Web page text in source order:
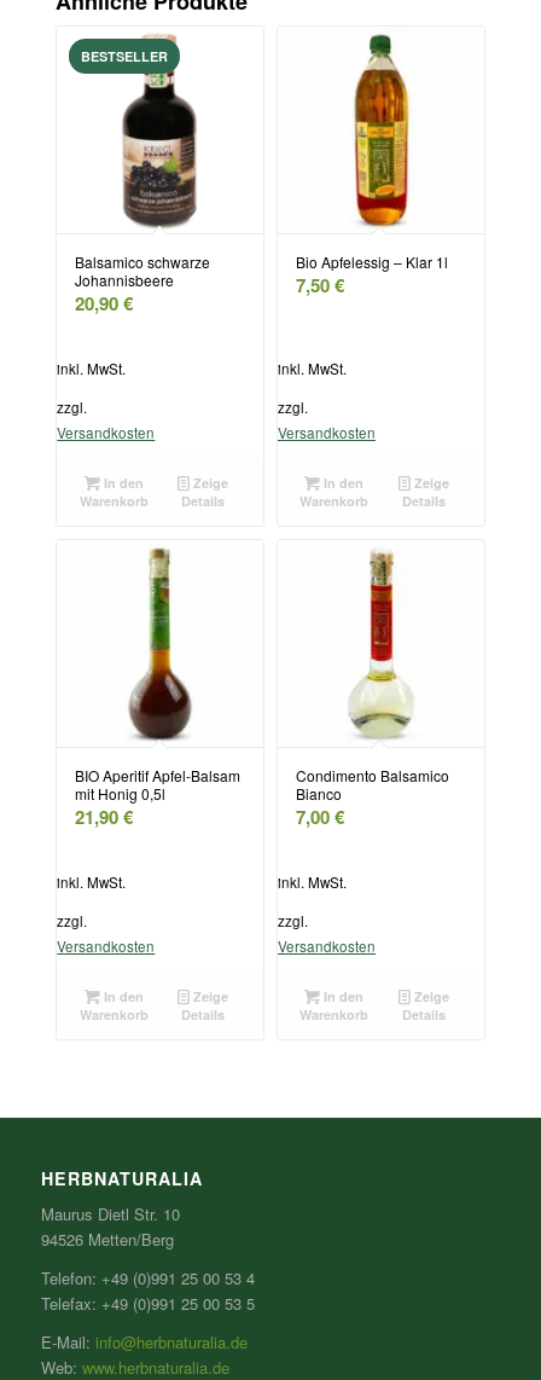
Balsamico schwarze
Johannisbeere
20,90€
inkl. MwSt.
zzgl.
Versandkosten
In den
Warenkorb
Zeige
Details
Bio Apfelessig – Klar 1l
7,50€
inkl. MwSt.
zzgl.
Versandkosten
In den
Warenkorb
Zeige
Details
BIO Aperitif Apfel-Balsam
mit Honig 0,5l
21,90€
inkl. MwSt.
zzgl.
Versandkosten
In den
Warenkorb
Zeige
Details
Condimento Balsamico
Bianco
7,00€
inkl. MwSt.
zzgl.
Versandkosten
In den
Warenkorb
Zeige
Details
HERBNATURALIA
Maurus Dietl Str. 10
94526 Metten/Berg
Telefon: +49 (0)991 25 00 53 4
Telefax: +49 (0)991 25 00 53 5
E-Mail: info@herbnaturalia.de
Web: www.herbnaturalia.de